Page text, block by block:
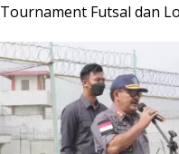
Tournament Futsal dan